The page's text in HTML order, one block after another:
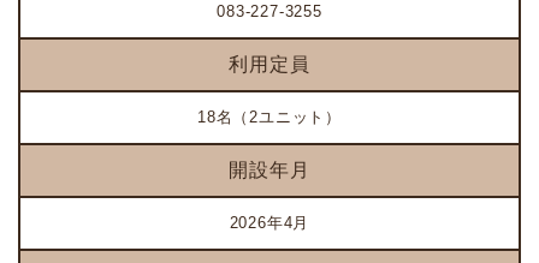
083-227-3255
利用定員
18名（2ユニット）
開設年月
2026年4月